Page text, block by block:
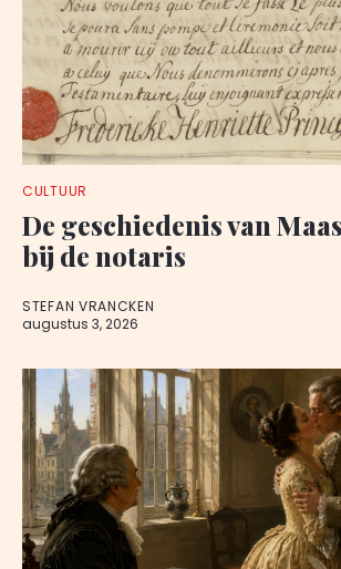
CULTUUR
De geschiedenis van
bij de notaris
STEFAN VRANCKEN
augustus 3, 2026